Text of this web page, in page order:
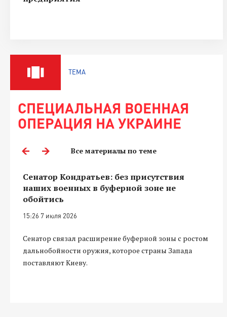
ТЕМА
СПЕЦИАЛЬНАЯ ВОЕННАЯ
ОПЕРАЦИЯ НА УКРАИНЕ
Все материалы по теме
Сенатор Кондратьев: без присутствия
наших военных в буферной зоне не
обойтись
15:26 7 июля 2026
Сенатор связал расширение буферной зоны с ростом
дальнобойности оружия, которое страны Запада
поставляют Киеву.